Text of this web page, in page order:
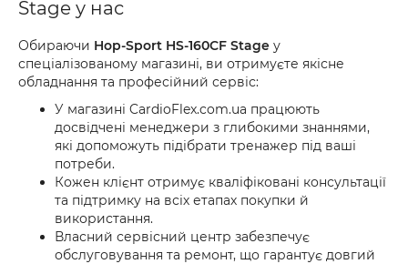
Stage у нас
Обираючи Hop-Sport HS-160CF Stage у
спеціалізованому магазині, ви отримуєте якісне
обладнання та професійний сервіс:
У магазині CardioFlex.com.ua працюють
досвідчені менеджери з глибокими знаннями,
які допоможуть підібрати тренажер під ваші
потреби.
Кожен клієнт отримує кваліфіковані консультації
та підтримку на всіх етапах покупки й
використання.
Власний сервісний центр забезпечує
обслуговування та ремонт, що гарантує довгий